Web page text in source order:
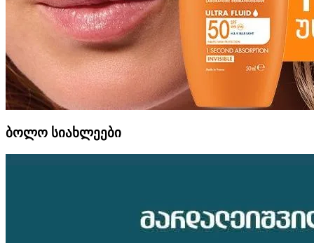
ბოლო სიახლეები